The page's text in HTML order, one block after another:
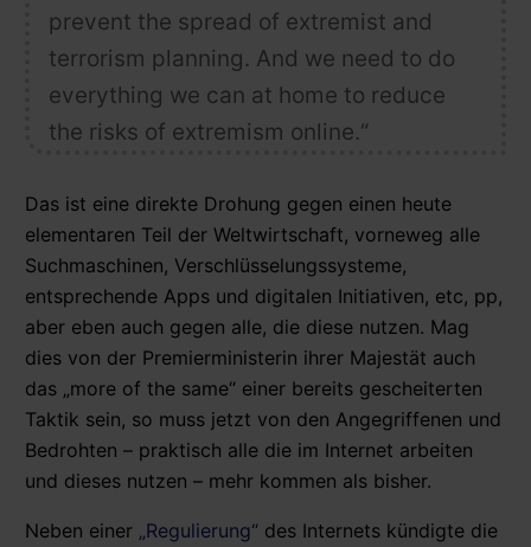
prevent the spread of extremist and
terrorism planning. And we need to do
everything we can at home to reduce
the risks of extremism online.“
Das ist eine direkte Drohung gegen einen heute
elementaren Teil der Weltwirtschaft, vorneweg alle
Suchmaschinen, Verschlüsselungssysteme,
entsprechende Apps und digitalen Initiativen, etc, pp,
aber eben auch gegen alle, die diese nutzen. Mag
dies von der Premierministerin ihrer Majestät auch
das „more of the same“ einer bereits gescheiterten
Taktik sein, so muss jetzt von den Angegriffenen und
Bedrohten – praktisch alle die im Internet arbeiten
und dieses nutzen – mehr kommen als bisher.
Neben einer „Regulierung“ des Internets kündigte die